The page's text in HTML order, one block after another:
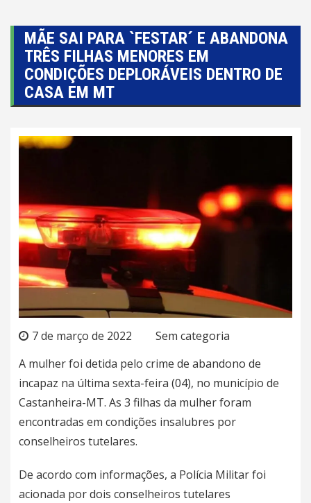
MÃE SAI PARA `FESTAR´ E ABANDONA
TRÊS FILHAS MENORES EM
CONDIÇÕES DEPLORÁVEIS DENTRO DE
CASA EM MT
7 de março de 2022
Sem categoria
A mulher foi detida pelo crime de abandono de
incapaz na última sexta-feira (04), no município de
Castanheira-MT. As 3 filhas da mulher foram
encontradas em condições insalubres por
conselheiros tutelares.
De acordo com informações, a Polícia Militar foi
acionada por dois conselheiros tutelares